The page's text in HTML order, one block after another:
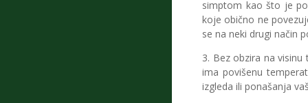
simptom kao što je
koje obično ne
se na neki drugi način
3. Bez obzira na
ima povišenu
izgleda ili ponašanja